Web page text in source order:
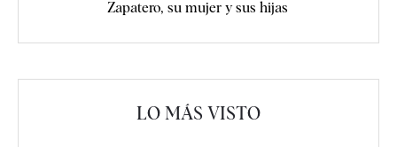
Zapatero, su mujer y sus hijas
LO MÁS VISTO